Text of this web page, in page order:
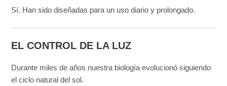
Sí. Han sido diseñadas para un uso diario y prolongado.
EL CONTROL DE LA LUZ
Durante miles de años nuestra biología evolucionó siguiendo
el ciclo natural del sol.